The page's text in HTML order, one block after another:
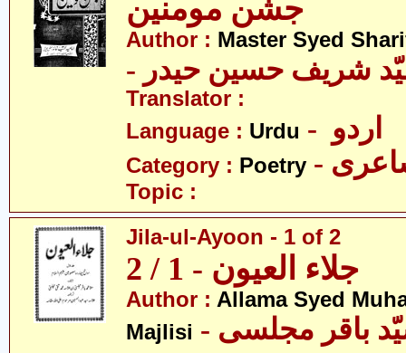
Author : Master Syed
شریف حسین حیدر
Translator :
Language : Urdu
Category : Poetry
Topic :
Jila-ul-Ayoon - 1 of 2
جلاء العیون - 1 / 2
Author : Allama Syed
Majlisi